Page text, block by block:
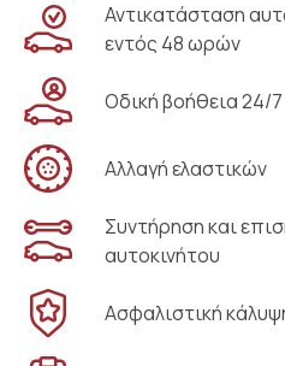
Αντικατάσταση
εντός 48 ωρών
Οδική βοήθεια 24/7
Αλλαγή ελαστικών
Συντήρηση και
αυτοκινήτου
Ασφαλιστική